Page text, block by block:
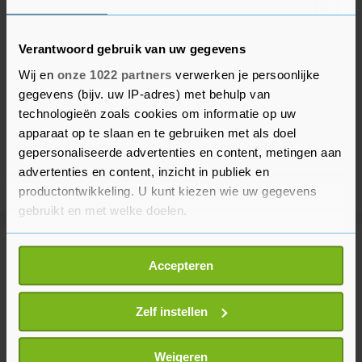
Verantwoord gebruik van uw gegevens
Wij en onze 1022 partners verwerken je persoonlijke
gegevens (bijv. uw IP-adres) met behulp van
technologieën zoals cookies om informatie op uw
apparaat op te slaan en te gebruiken met als doel
gepersonaliseerde advertenties en content, metingen aan
advertenties en content, inzicht in publiek en
productontwikkeling. U kunt kiezen wie uw gegevens
gebruikt en met welke doelen.
Als u het toestaat, willen we ook graag:
Informatie verzamelen over uw geografische
locatie, die tot een paar meter nauwkeurig kan zijn
Uw apparaat identificeren door het actief te
scannen op specifieke eigenschappen (fingerprinting)
Lees meer over hoe uw persoonlijke gegevens worden
Accepteren
Zelf instellen
Weigeren
Meer uit Binnenland
Veel brandweer bij natuurbrand in
Wijchen